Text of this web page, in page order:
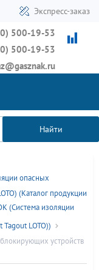
Экспресс-заказ
500-19-53
500-19-53
Найти
опасных
(Каталог продукции
(Система изоляции
LOTO))
устройств